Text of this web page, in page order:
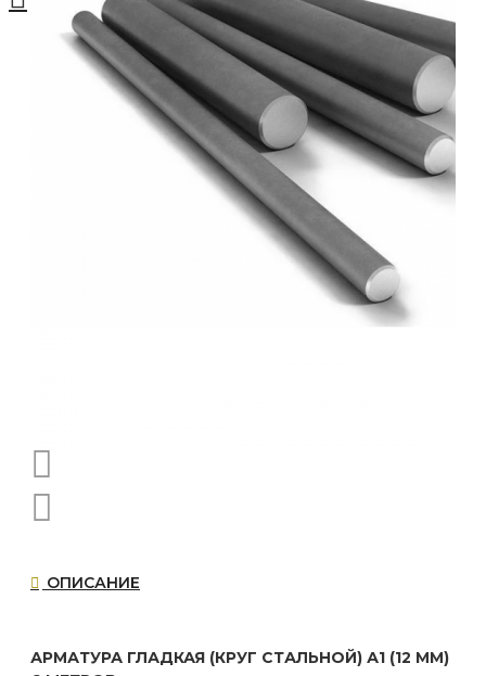
Ваша корзина пуста!
ОПИСАНИЕ
АРМАТУРА ГЛАДКАЯ (КРУГ СТАЛЬНОЙ) А1 (12 ММ)